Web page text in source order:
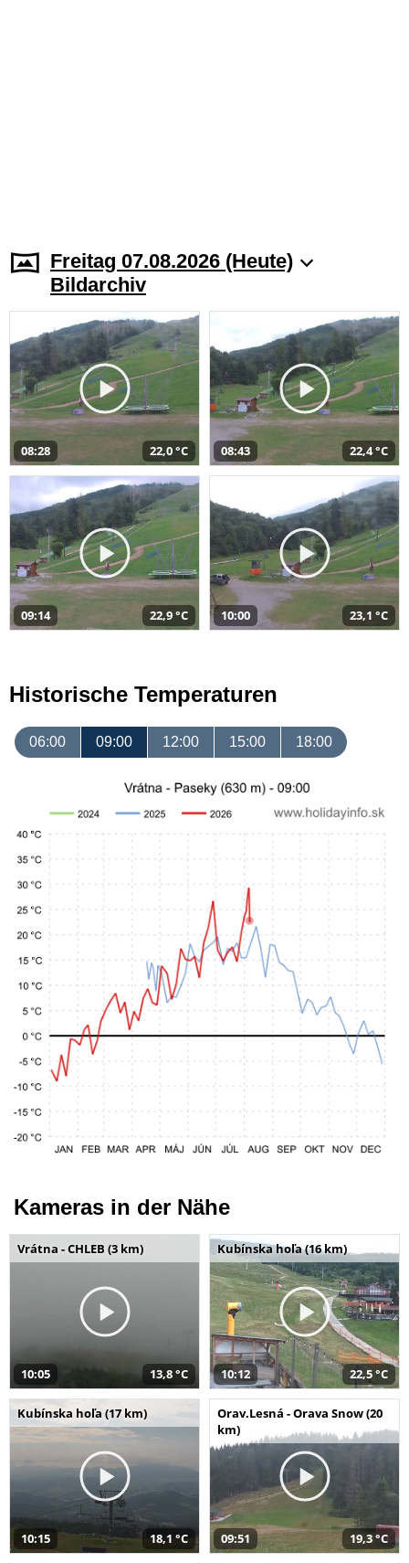
Freitag 07.08.2026 (Heute)
Bildarchiv
08:28 22,0 °C 08:43 22,4 °C
09:14 22,9 °C 10:00 23,1 °C
Historische Temperaturen
06:00 09:00 12:00 15:00 18:00
Kameras in der Nähe
Vrátna - CHLEB (3 km)
10:05 13,8 °C
Kubínska hoľa (16 km)
10:12 22,5 °C
Kubínska hoľa (17 km)
10:15 18,1 °C
Orav.Lesná - Orava Snow (20
km)
09:51 19,3 °C